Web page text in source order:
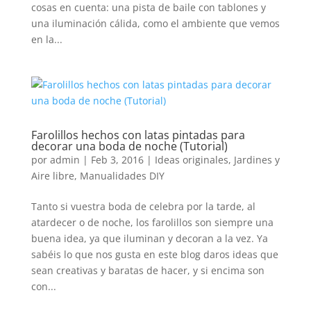
cosas en cuenta: una pista de baile con tablones y
una iluminación cálida, como el ambiente que vemos
en la...
Farolillos hechos con latas pintadas para
decorar una boda de noche (Tutorial)
por admin | Feb 3, 2016| Ideas originales, Jardines y
Aire libre, Manualidades DIY
Tanto si vuestra boda de celebra por la tarde, al
atardecer o de noche, los farolillos son siempre una
buena idea, ya que iluminan y decoran a la vez. Ya
sabéis lo que nos gusta en este blog daros ideas que
sean creativas y baratas de hacer, y si encima son
con...